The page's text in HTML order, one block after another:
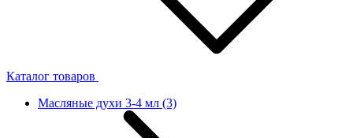
Каталог товаров
Масляные духи 3-4 мл (3)